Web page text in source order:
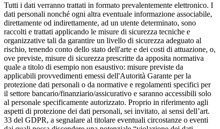
Tutti i dati verranno trattati in formato prevalentemente elettronico. I
dati personali nonché ogni altra eventuale informazione associabile,
direttamente od indirettamente, ad un utente determinato, sono
raccolti e trattati applicando le misure di sicurezza tecniche e
organizzative tali da garantire un livello di sicurezza adeguato al
rischio, tenendo conto dello stato dell'arte e dei costi di attuazione, o,
ove previste, misure di sicurezza prescritte da apposita normativa
quale a titolo di esempio non esaustivo: misure previste da
applicabili provvedimenti emessi dell'Autorità Garante per la
protezione dati personali o da normative e regolamenti specifici per
il settore bancario/finanziario/assicurativo e saranno accessibili solo
al personale specificamente autorizzato. Proprio in riferimento agli
aspetti di protezione dei dati personali, sei invitato, ai sensi dell’art.
33 del GDPR, a segnalare al titolare eventuali circostanze o eventi